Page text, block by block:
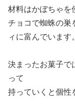
材料はかぼちゃを
チョコで蜘蛛の巣
ィに富んでいます。
決まったお菓子で
って
持っていくと個性